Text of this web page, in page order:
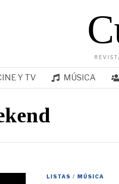
Y TV MÚSICA
LISTAS / MÚSICA